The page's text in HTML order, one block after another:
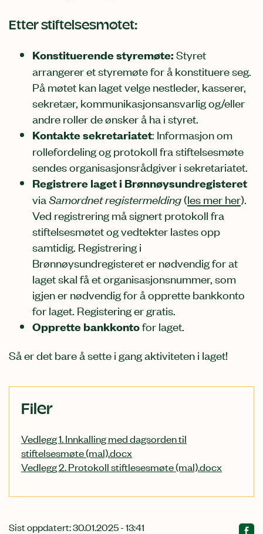
Etter stiftelsesmøtet:
Konstituerende styremøte: Styret
arrangerer et styremøte for å konstituere seg.
På møtet kan laget velge nestleder, kasserer,
sekretær, kommunikasjonsansvarlig og/eller
andre roller de ønsker å ha i styret.
Kontakte sekretariatet: Informasjon om
rollefordeling og protokoll fra stiftelsesmøte
sendes organisasjonsrådgiver i sekretariatet.
Registrere laget i Brønnøysundregisteret
via Samordnet registermelding(les mer her).
Ved registrering må signert protokoll fra
stiftelsesmøtet og vedtekter lastes opp
samtidig. Registrering i
Brønnøysundregisteret er nødvendig for at
laget skal få et organisasjonsnummer, som
igjen er nødvendig for å opprette bankkonto
for laget. Registering er gratis.
Opprette bankkontofor laget.
Så er det bare å sette i gang aktiviteten i laget!
innhold
Filer
Vedlegg 1. Innkalling med dagsorden til
stiftelsesmøte (mal).docx
Vedlegg 2. Protokoll stiftlesesmøte (mal).docx
Sist oppdatert: 30.01.2025 - 13:41